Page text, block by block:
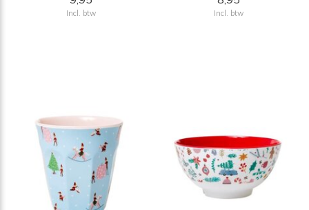
Incl. btw Incl. btw